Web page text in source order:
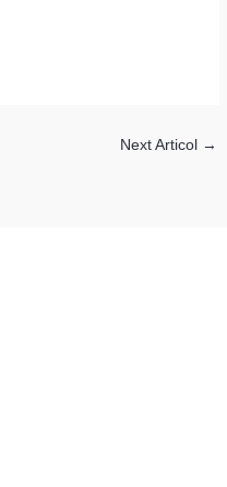
Next Articol →